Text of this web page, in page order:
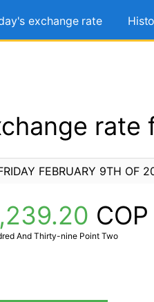
exchange rate
FEBRUARY 9TH OF
COP
And Thirty-nine Point Two